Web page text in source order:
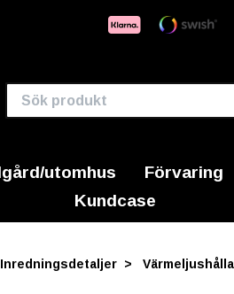
utomhus Förvaring
Kundcase
Inredningsdetaljer